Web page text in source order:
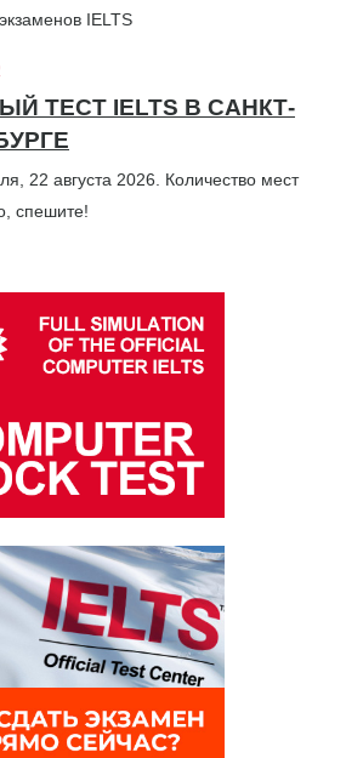
IELTS
ТЕСТ IELTS В САНКТ-
22 августа 2026. Количество мест
спешите!